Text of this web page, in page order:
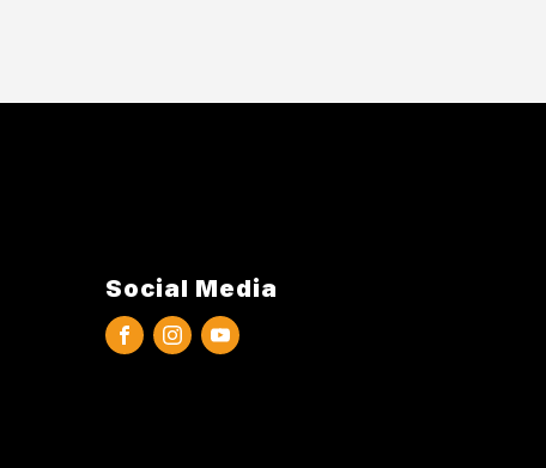
Social Media